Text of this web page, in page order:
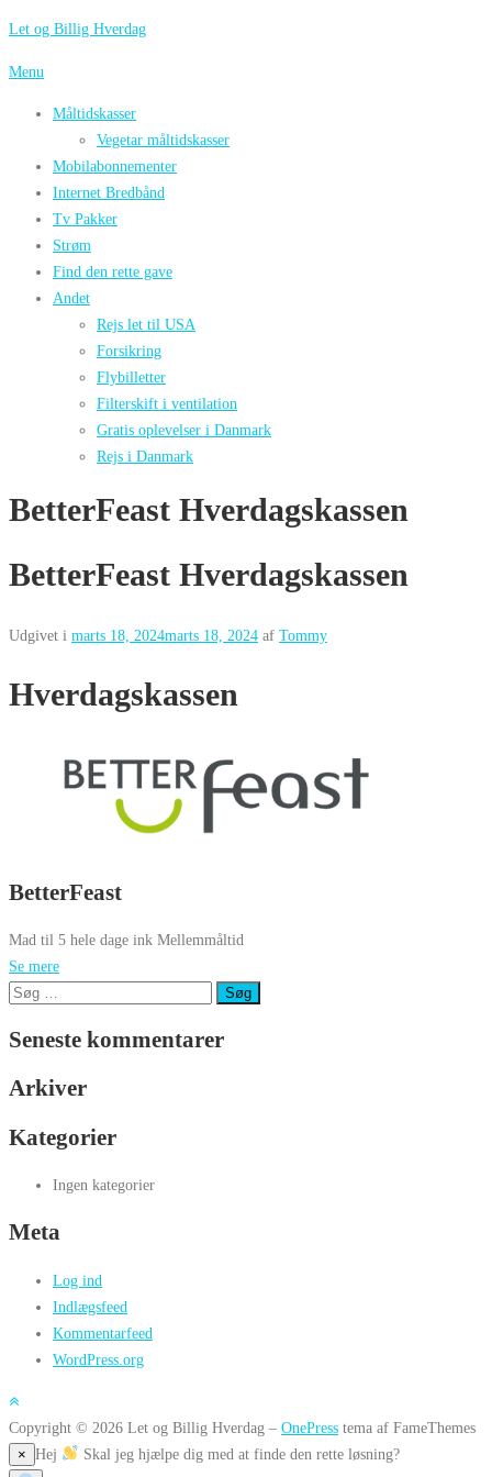
Spring
indhold
Let og Billig Hverdag
Menu
Måltidskasser
Vegetar måltidskasser
Mobilabonnementer
Internet Bredbånd
Tv Pakker
Strøm
Find den rette gave
Andet
Rejs let til USA
Forsikring
Flybilletter
Filterskift i ventilation
Gratis oplevelser i Danmark
Rejs i Danmark
BetterFeast Hverdagskassen
BetterFeast Hverdagskassen
Udgivet i marts 18, 2024marts 18, 2024 af Tommy
Hverdagskassen
BetterFeast
Mad til 5 hele dage ink Mellemmåltid
Se mere
Søg
Seneste kommentarer
Arkiver
Kategorier
Ingen kategorier
Meta
Log ind
Indlægsfeed
Kommentarfeed
WordPress.org
Copyright © 2026 Let og Billig Hverdag – OnePress tema af FameThemes
× Hej Skal jeg hjælpe dig med at finde den rette løsning?